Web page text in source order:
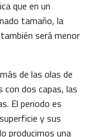
que en un
tamaño, la
será menor
de las olas de
con dos capas, las
El periodo es
y sus
producimos una